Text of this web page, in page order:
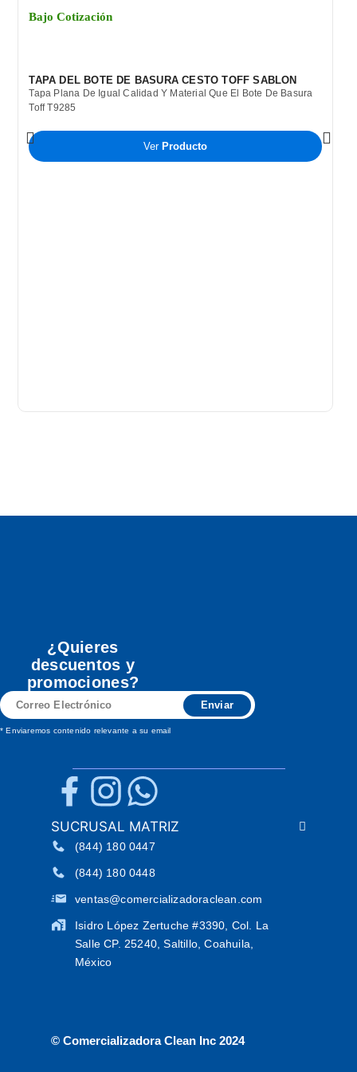
Bajo Cotización
TAPA DEL BOTE DE BASURA CESTO TOFF SABLON
Tapa Plana De Igual Calidad Y Material Que El Bote De Basura
Toff T9285
Ver Producto
¿Quieres
descuentos y
promociones?
Correo
Electrónico
Enviar
* Enviaremos contenido relevante a su email
SUCRUSAL MATRIZ
(844) 180 0447
(844) 180 0448
ventas@comercializadoraclean.com
Isidro López Zertuche #3390, Col. La
Salle CP. 25240, Saltillo, Coahuila,
México
© Comercializadora Clean Inc 2024